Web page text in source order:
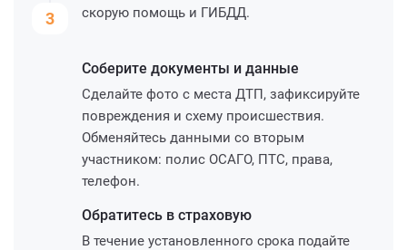
3
скорую помощь и ГИБДД.
Соберите документы и данные
Сделайте фото с места ДТП, зафиксируйте
повреждения и схему происшествия.
Обменяйтесь данными со вторым
участником: полис ОСАГО, ПТС, права,
телефон.
Обратитесь в страховую
В течение установленного срока подайте